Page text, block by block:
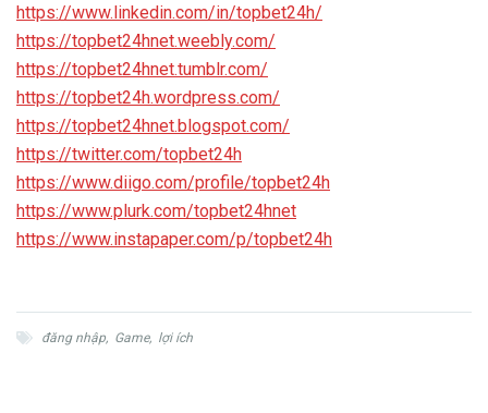
https://www.linkedin.com/in/topbet24h/
https://topbet24hnet.weebly.com/
https://topbet24hnet.tumblr.com/
https://topbet24h.wordpress.com/
https://topbet24hnet.blogspot.com/
https://twitter.com/topbet24h
https://www.diigo.com/profile/topbet24h
https://www.plurk.com/topbet24hnet
https://www.instapaper.com/p/topbet24h
đăng nhập, Game, lợi ích